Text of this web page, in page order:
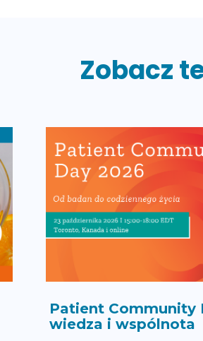
Zobacz
Patient Community
wiedza i wspólnota